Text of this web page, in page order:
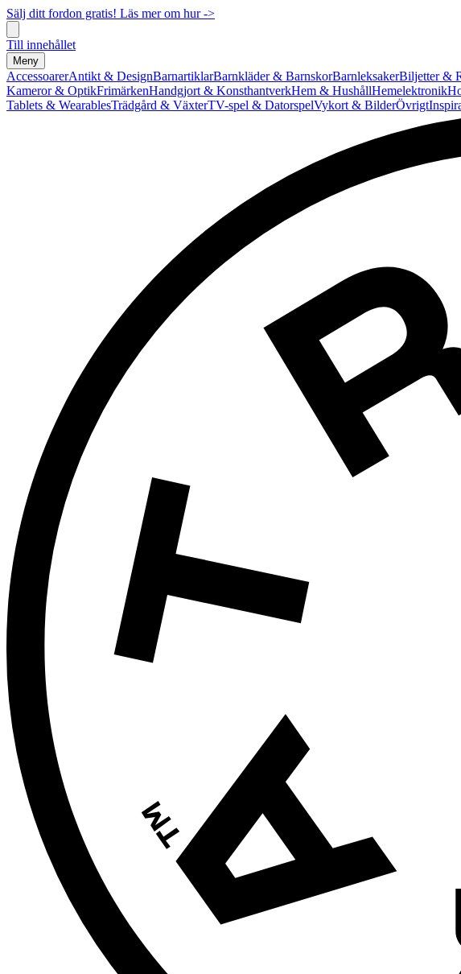
Sälj ditt fordon gratis! Läs mer om hur ->
Till innehållet
Meny
AccessoarerAntikt & DesignBarnartiklarBarnkläder & BarnskorBarnleksakerBiljetter &
Kameror & OptikFrimärkenHandgjort & KonsthantverkHem & HushållHemelektronik
Tablets & WearablesTrädgård & VäxterTV-spel & DatorspelVykort & BilderÖvrigt